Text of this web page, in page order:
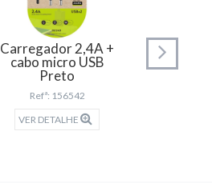
Carregador 2,4A +
cabo micro USB
Preto
Refª: 156542
VER DETALHE